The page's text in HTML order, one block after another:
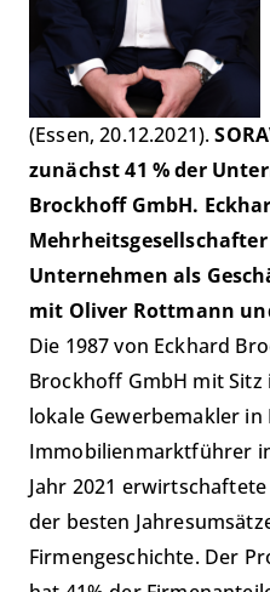
(Essen, 20.12.2021).
zunächst 41 % der
Brockhoff GmbH.
Unternehmen als
mit Oliver Rottmann
Die 1987 von Eckhard
Brockhoff GmbH mit
lokale Gewerbemakler
Immobilienmarktführer
Jahr 2021
der besten
Firmengeschichte. Der